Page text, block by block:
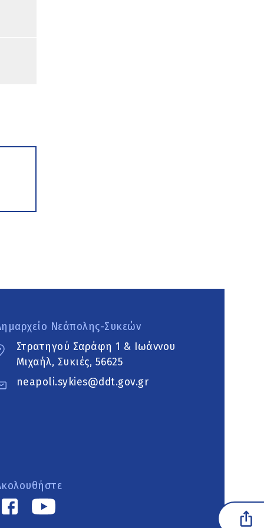
Νεάπολης-Συκεών
Στρατηγού Σαράφη 1 & Ιωάννου
Μιχαήλ, Συκιές, 56625
neapoli.sykies@ddt.gov.gr